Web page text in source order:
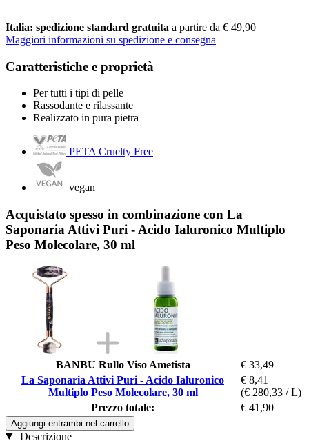
Italia: spedizione standard gratuita a partire da € 49,90
Maggiori informazioni su spedizione e consegna
Caratteristiche e proprietà
Per tutti i tipi di pelle
Rassodante e rilassante
Realizzato in pura pietra
PETA Cruelty Free
vegan
Acquistato spesso in combinazione con La
Saponaria Attivi Puri - Acido Ialuronico Multiplo
Peso Molecolare, 30 ml
BANBU Rullo Viso Ametista
€ 33,49
La Saponaria Attivi Puri - Acido Ialuronico
Multiplo Peso Molecolare, 30 ml
€ 8,41
(€ 280,33 / L)
Prezzo totale:
€ 41,90
Aggiungi entrambi nel carrello
Descrizione